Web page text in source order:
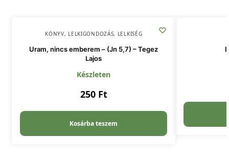
KÖNYV, LELKIGONDOZÁS, LELKISÉG
Uram, nincs emberem – (Jn 5,7) – Tegez
Lajos
Készleten
250 Ft
Kosárba teszem